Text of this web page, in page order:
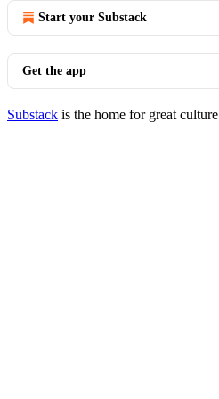
Start your Substack
Get the app
Substack is the home for great culture